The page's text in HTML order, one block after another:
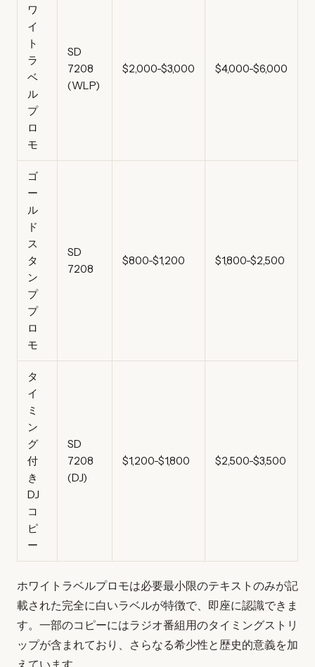
ワ
イ
ト
ラ
ベ
ル
プ
ロ
モ
SD
7208
(WLP)
$2,000-$3,000 $4,000-$6,000
ゴ
ー
ル
ド
ス
タ
ン
プ
プ
ロ
モ
SD
7208
$800-$1,200 $1,800-$2,500
タ
イ
ミ
ン
グ
付
き
DJ
コ
ピ
ー
SD
7208
(DJ)
$1,200-$1,800 $2,500-$3,500
ホワイトラベルプロモは必要最小限のテキストのみが記
載された完全に白いラベルが特徴で、即座に認識できま
す。一部のコピーにはラジオ番組用のタイミングストリ
ップが含まれており、さらなる希少性と歴史的意義を加
えています。